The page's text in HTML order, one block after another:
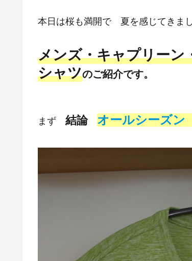
本日は桜も満開で 夏を感じてきま
メンズ・キャプリーン
シャツのご紹介です。
まず 結論 オールシーズ